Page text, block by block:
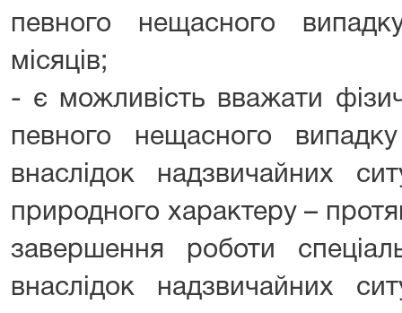
певного нещасного
місяців;
- є можливість вважати
певного нещасного
внаслідок надзвичайних
природного характеру –
завершення роботи
внаслідок надзвичайних